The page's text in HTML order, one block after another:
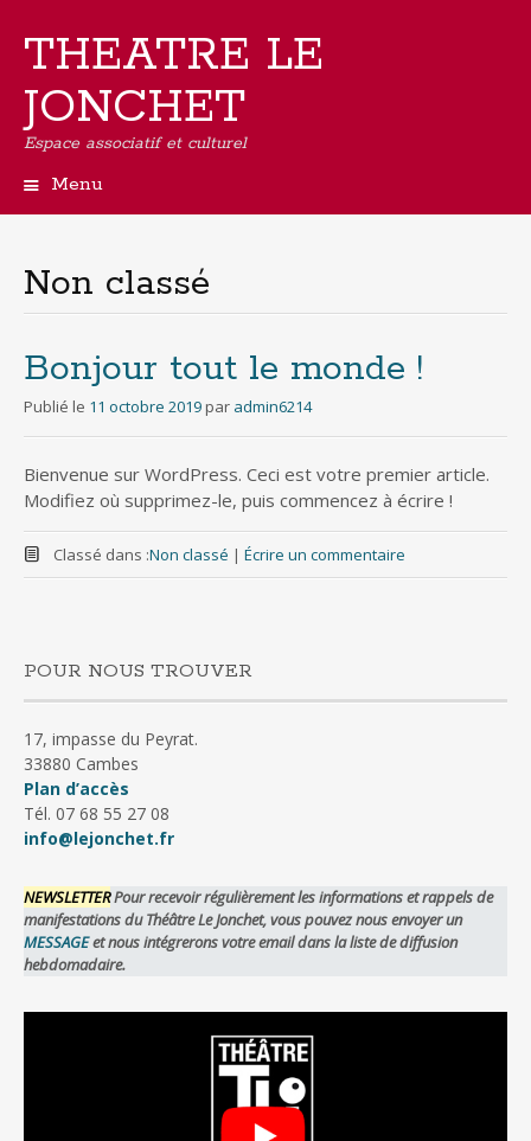
THEATRE LE
JONCHET
Espace associatif et culturel
Menu
principal
Non classé
Bonjour tout le monde !
Publié le 11 octobre 2019 par admin6214
Bienvenue sur WordPress. Ceci est votre premier article.
Modifiez où supprimez-le, puis commencez à écrire !
Classé dans :Non classé | Écrire un commentaire
POUR NOUS TROUVER
17, impasse du Peyrat.
33880 Cambes
Plan d’accès
Tél. 07 68 55 27 08
info@lejonchet.fr
NEWSLETTERPour recevoir régulièrement les informations et rappels de
manifestations du Théâtre Le Jonchet, vous pouvez nous envoyer un
MESSAGEet nous intégrerons votre email dans la liste de diffusion
hebdomadaire.